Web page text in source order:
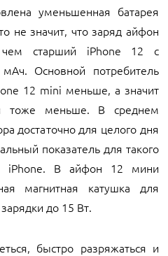
уменьшенная батарея
не значит, что заряд айфон
старший iPhone 12 с
Основной потребитель
12 mini меньше, а значит
тоже меньше. В среднем
достаточно для целого дня
показатель для такого
iPhone. В айфон 12 мини
магнитная катушка для
до 15 Вт.
быстро разряжаться и